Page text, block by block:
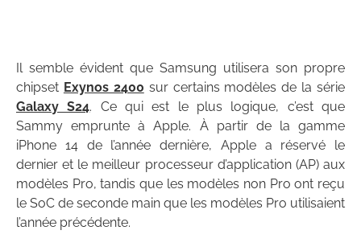
Il semble évident que Samsung utilisera son propre
chipset Exynos 2400 sur certains modèles de la série
Galaxy S24. Ce qui est le plus logique, c’est que
Sammy emprunte à Apple. À partir de la gamme
iPhone 14 de l’année dernière, Apple a réservé le
dernier et le meilleur processeur d’application (AP) aux
modèles Pro, tandis que les modèles non Pro ont reçu
le SoC de seconde main que les modèles Pro utilisaient
l’année précédente.